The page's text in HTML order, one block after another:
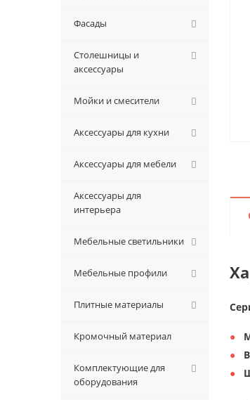
Фасады
Столешницы и
аксессуары
Мойки и смесители
Аксессуары для кухни
Аксессуары для мебели
Аксессуары для
интерьера
Мебельные светильники
Мебельные профили
Плитные материалы
Кромочный материал
Комплектующие для
оборудования